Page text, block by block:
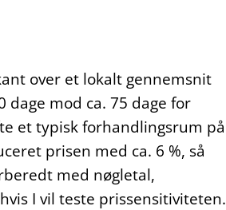
over et lokalt gennemsnit
dage mod ca. 75 dage for
et typisk forhandlingsrum på
prisen med ca. 6 %, så
med nøgletal,
I vil teste prissensitiviteten.